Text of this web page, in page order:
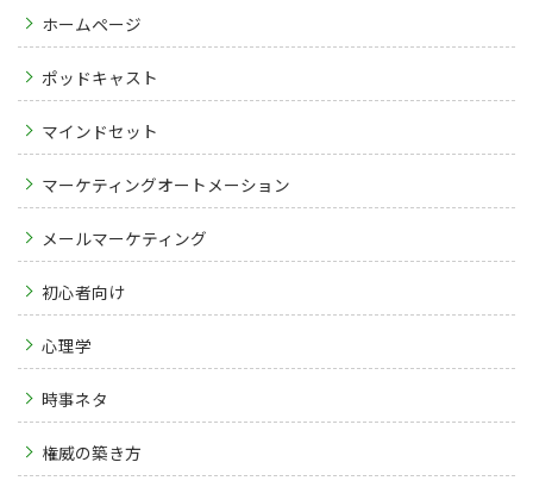
ホームページ
ポッドキャスト
マインドセット
マーケティングオートメーション
メールマーケティング
初心者向け
心理学
時事ネタ
権威の築き方